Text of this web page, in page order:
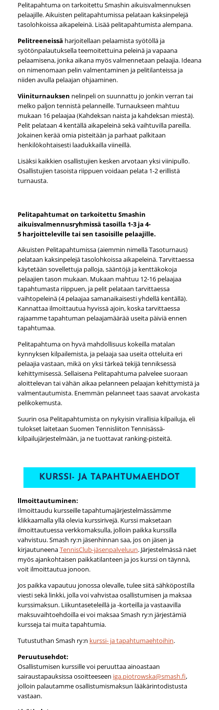
Pelitapahtuma on tarkoitettu Smashin aikuisvalmennuksen
pelaajille. Aikuisten pelitapahtumissa pelataan kaksinpelejä
tasolohkoissa aikapeleinä. Lisää pelitapahtumista alempana.
Pelitreeneissä harjoitellaan pelaamista syötöllä ja
syötönpalautuksella teemoitettuina peleinä ja vapaana
pelaamisena, jonka aikana myös valmennetaan pelaajia. Ideana
on nimenomaan pelin valmentaminen ja pelitilanteissa ja
niiden avulla pelaajan ohjaaminen.
Viiniturnauksen nelinpeli on suunnattu jo jonkin verran tai
melko paljon tennistä pelanneille. Turnaukseen mahtuu
mukaan 16 pelaajaa (Kahdeksan naista ja kahdeksan miestä).
Pelit pelataan 4 kentällä aikapeleinä sekä vaihtuvilla pareilla.
Jokainen kerää omia pisteitään ja parhaat palkitaan
henkilökohtaisesti laadukkailla viineillä.
Lisäksi kaikkien osallistujien kesken arvotaan yksi viinipullo.
Osallistujien tasoista riippuen voidaan pelata 1-2 erillistä
turnausta.
Pelitapahtumat on tarkoitettu Smashin
aikuisvalmennusryhmissä tasoilla 1-3 ja 4-
5 harjoitteleville tai sen tasoisille pelaajille.
Aikuisten Pelitapahtumissa (aiemmin nimellä Tasoturnaus)
pelataan kaksinpelejä tasolohkoissa aikapeleinä. Tarvittaessa
käytetään sovellettuja palloja, sääntöjä ja kenttäkokoja
pelaajien tason mukaan. Mukaan mahtuu 12-16 pelaajaa
tapahtumasta riippuen, ja pelit pelataan tarvittaessa
vaihtopeleinä (4 pelaajaa samanaikaisesti yhdellä kentällä).
Kannattaa ilmoittautua hyvissä ajoin, koska tarvittaessa
rajaamme tapahtuman pelaajamäärää useita päiviä ennen
tapahtumaa.
Pelitapahtuma on hyvä mahdollisuus kokeilla matalan
kynnyksen kilpailemista, ja pelaaja saa useita otteluita eri
pelaajia vastaan, mikä on yksi tärkeä tekijä tenniksessä
kehittymisessä. Sellaisena Pelitapahtuma palvelee suoraan
aloittelevan tai vähän aikaa pelanneen pelaajan kehittymistä ja
valmentautumista. Enemmän pelanneet taas saavat arvokasta
pelikokemusta.
Suurin osa Pelitapahtumista on nykyisin virallisia kilpailuja, eli
tulokset laitetaan Suomen Tennisliiton Tennisässä-
kilpailujärjestelmään, ja ne tuottavat ranking-pisteitä.
KURSSI- JA TAPAHTUMAEHDOT
llmoittautuminen:
Ilmoittaudu kursseille tapahtumajärjestelmässämme
klikkaamalla yllä olevia kurssirivejä. Kurssi maksetaan
ilmoittautuessa verkkomaksulla, jolloin paikka kurssilla
vahvistuu. Smash ry:n jäsenhinnan saa, jos on jäsen ja
kirjautuneenaTennisClub-jäsenpalveluun. Järjestelmässä näet
myös ajankohtaisen paikkatilanteen ja jos kurssi on täynnä,
voit ilmoittautua jonoon.
Jos paikka vapautuu jonossa olevalle, tulee siitä sähköpostilla
viesti sekä linkki, jolla voi vahvistaa osallistumisen ja maksaa
kurssimaksun. Liikuntaseteleillä ja -korteilla ja vastaavilla
maksuvaihtoehdoilla ei voi maksaa Smash ry:n järjestämiä
kursseja tai muita tapahtumia.
Tutustuthan Smash ry:n kurssi- ja tapahtumaehtoihin.
Peruutusehdot:
Osallistumisen kurssille voi peruuttaa ainoastaan
sairaustapauksissa osoitteeseen iga.piotrowska@smash.fi,
jolloin palautamme osallistumismaksun lääkärintodistusta
vastaan.